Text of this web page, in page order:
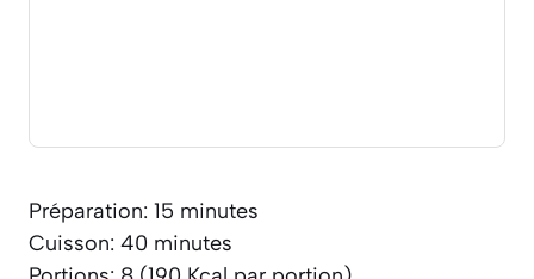
Préparation: 15 minutes
Cuisson: 40 minutes